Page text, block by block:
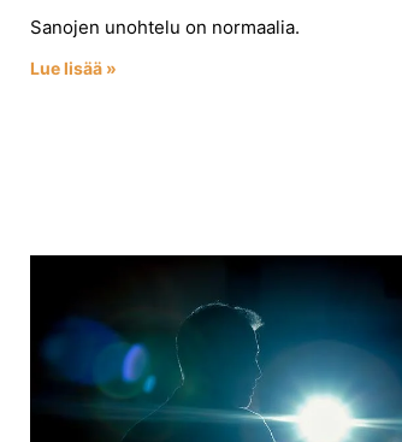
Sanojen unohtelu on normaalia.
Lue lisää »